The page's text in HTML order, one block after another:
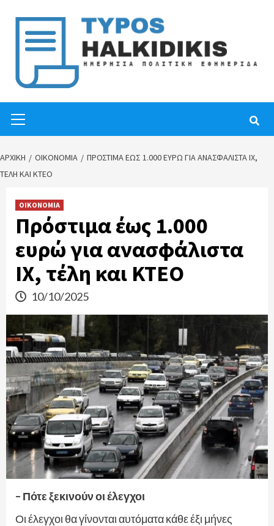
content
Menu
ΑΡΧΙΚΉ ΟΙΚΟΝΟΜΙΑ
ΠΡΌΣΤΙΜΑ ΈΩΣ 1.000 ΕΥΡΏ ΓΙΑ ΑΝΑΣΦΆΛΙΣΤΑ ΙΧ,
ΤΈΛΗ ΚΑΙ ΚΤΕΟ
ΟΙΚΟΝΟΜΙΑ
Πρόστιμα έως 1.000
ευρώ για ανασφάλιστα
ΙΧ, τέλη και ΚΤΕΟ
10/10/2025
– Πότε ξεκινούν οι έλεγχοι
Οι έλεγχοι θα γίνονται αυτόματα κάθε έξι μήνες